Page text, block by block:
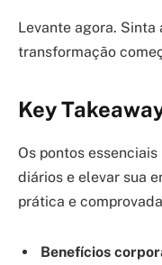
Levante agora. Sinta
transformação
Key
Os pontos
diários e elevar sua
prática e
Benefícios